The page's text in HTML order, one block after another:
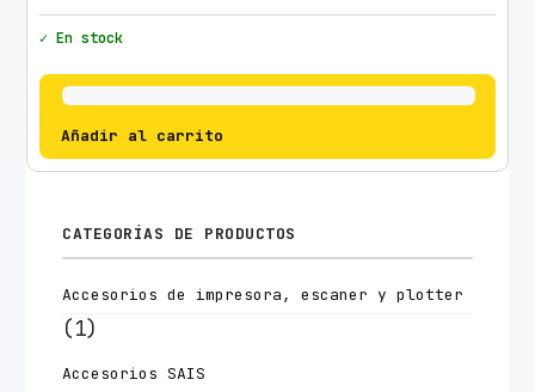
✓ En stock
Añadir al carrito
CATEGORÍAS DE PRODUCTOS
Accesorios de impresora, escaner y plotter
(1)
Accesorios SAIS